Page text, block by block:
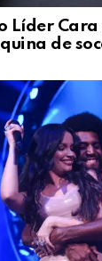
Líder
de